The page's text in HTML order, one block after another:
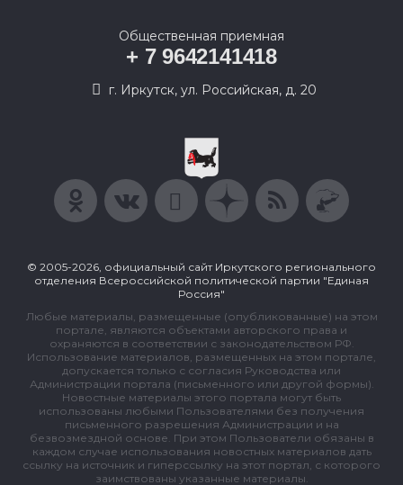
Общественная приемная
+ 7 9642141418
г. Иркутск, ул. Российская, д. 20
© 2005-2026, официальный сайт Иркутского регионального
отделения Всероссийской политической партии "Единая
Россия"
Любые материалы, размещенные (опубликованные) на этом
портале, являются объектами авторского права и
охраняются в соответствии с законодательством РФ.
Использование материалов, размещенных на этом портале,
допускается только с согласия Руководства или
Администрации портала (письменного или другой формы).
Новостные материалы этого портала могут быть
использованы любыми Пользователями без получения
письменного разрешения Администрации и на
безвозмездной основе. При этом Пользователи обязаны в
каждом случае использования новостных материалов дать
ссылку на источник и гиперссылку на этот портал, с которого
заимствованы указанные материалы.